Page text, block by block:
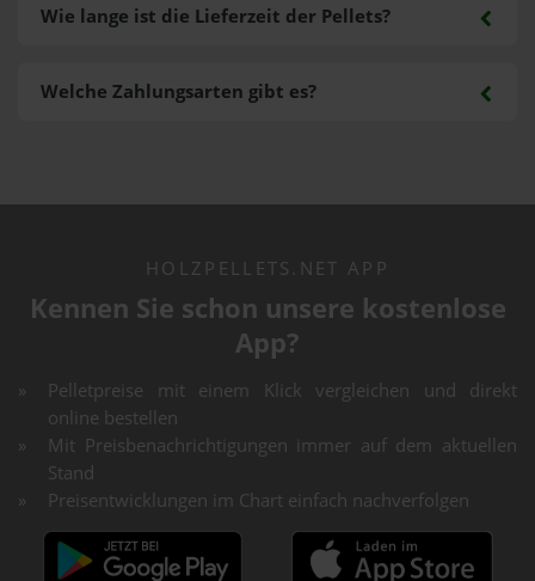
Welche Zahlungsarten gibt es?
Wie lange ist die Lieferzeit der Pellets?
HOLZPELLETS.NET APP
Kennen Sie schon unsere kostenlose
App?
Pelletpreise mit einem Klick vergleichen und direkt
online bestellen
Mit Preisbenachrichtigungen immer auf dem aktuellen
Stand
Preisentwicklungen im Chart einfach nachverfolgen